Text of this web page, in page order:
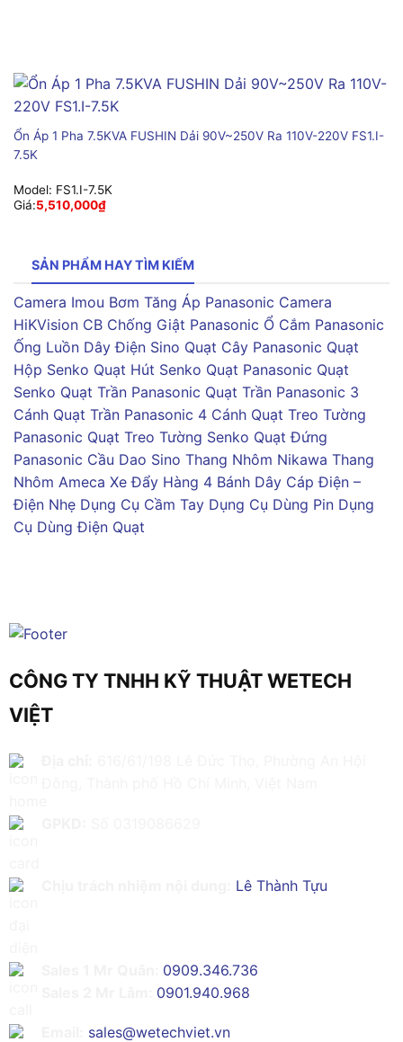
Ổn Áp 1 Pha 7.5KVA FUSHIN Dải 90V~250V Ra 110V-220V FS1.I-
7.5K
Model: FS1.I-7.5K
Giá:5,510,000₫
SẢN PHẨM HAY TÌM KIẾM
Camera Imou Bơm Tăng Áp Panasonic Camera
HiKVision CB Chống Giật Panasonic Ổ Cắm Panasonic
Ống Luồn Dây Điện Sino Quạt Cây Panasonic Quạt
Hộp Senko Quạt Hút Senko Quạt Panasonic Quạt
Senko Quạt Trần Panasonic Quạt Trần Panasonic 3
Cánh Quạt Trần Panasonic 4 Cánh Quạt Treo Tường
Panasonic Quạt Treo Tường Senko Quạt Đứng
Panasonic Cầu Dao Sino Thang Nhôm Nikawa Thang
Nhôm Ameca Xe Đẩy Hàng 4 Bánh Dây Cáp Điện –
Điện Nhẹ Dụng Cụ Cầm Tay Dụng Cụ Dùng Pin Dụng
Cụ Dùng Điện Quạt
CÔNG TY TNHH KỸ THUẬT WETECH
VIỆT
Lê Thành Tựu
0909.346.736
0901.940.968
sales@wetechviet.vn